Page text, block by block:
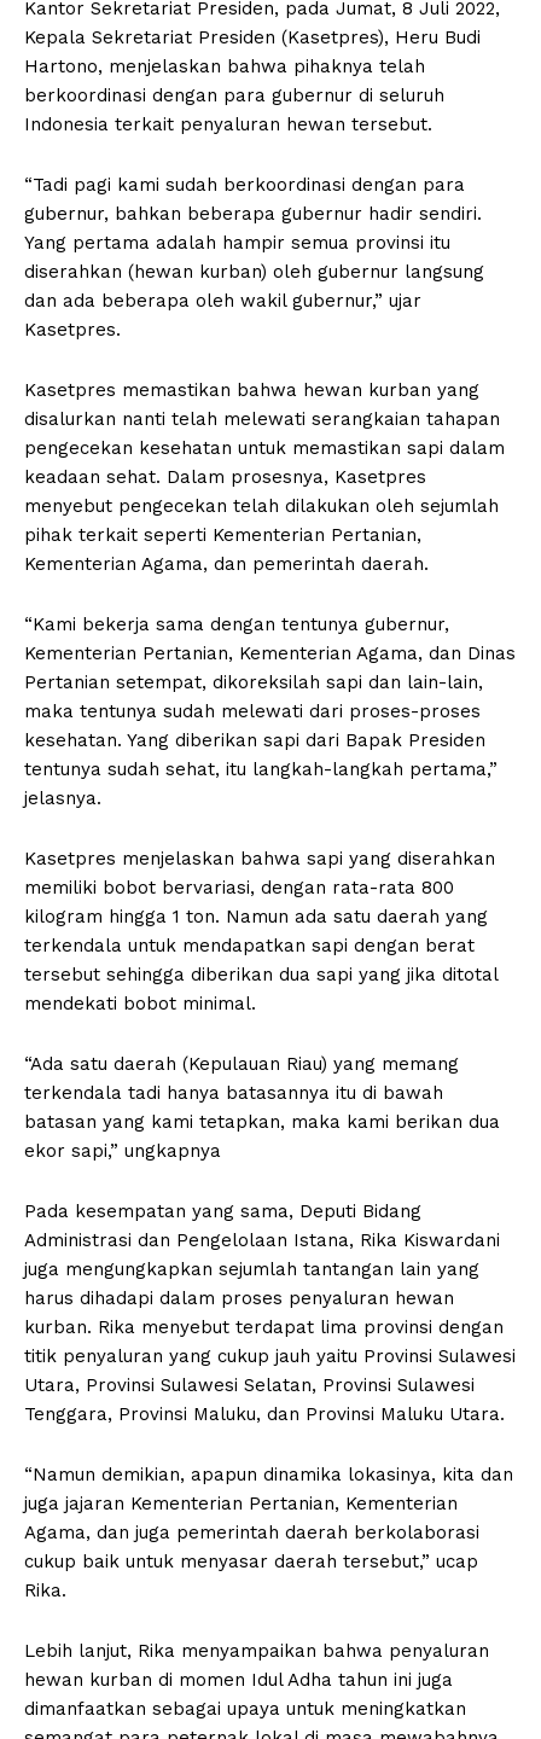
Kantor Sekretariat Presiden, pada Jumat, 8 Juli 2022,
Kepala Sekretariat Presiden (Kasetpres), Heru Budi
Hartono, menjelaskan bahwa pihaknya telah
berkoordinasi dengan para gubernur di seluruh
Indonesia terkait penyaluran hewan tersebut.
“Tadi pagi kami sudah berkoordinasi dengan para
gubernur, bahkan beberapa gubernur hadir sendiri.
Yang pertama adalah hampir semua provinsi itu
diserahkan (hewan kurban) oleh gubernur langsung
dan ada beberapa oleh wakil gubernur,” ujar
Kasetpres.
Kasetpres memastikan bahwa hewan kurban yang
disalurkan nanti telah melewati serangkaian tahapan
pengecekan kesehatan untuk memastikan sapi dalam
keadaan sehat. Dalam prosesnya, Kasetpres
menyebut pengecekan telah dilakukan oleh sejumlah
pihak terkait seperti Kementerian Pertanian,
Kementerian Agama, dan pemerintah daerah.
“Kami bekerja sama dengan tentunya gubernur,
Kementerian Pertanian, Kementerian Agama, dan Dinas
Pertanian setempat, dikoreksilah sapi dan lain-lain,
maka tentunya sudah melewati dari proses-proses
kesehatan. Yang diberikan sapi dari Bapak Presiden
tentunya sudah sehat, itu langkah-langkah pertama,”
jelasnya.
Kasetpres menjelaskan bahwa sapi yang diserahkan
memiliki bobot bervariasi, dengan rata-rata 800
kilogram hingga 1 ton. Namun ada satu daerah yang
terkendala untuk mendapatkan sapi dengan berat
tersebut sehingga diberikan dua sapi yang jika ditotal
mendekati bobot minimal.
“Ada satu daerah (Kepulauan Riau) yang memang
terkendala tadi hanya batasannya itu di bawah
batasan yang kami tetapkan, maka kami berikan dua
ekor sapi,” ungkapnya
Pada kesempatan yang sama, Deputi Bidang
Administrasi dan Pengelolaan Istana, Rika Kiswardani
juga mengungkapkan sejumlah tantangan lain yang
harus dihadapi dalam proses penyaluran hewan
kurban. Rika menyebut terdapat lima provinsi dengan
titik penyaluran yang cukup jauh yaitu Provinsi Sulawesi
Utara, Provinsi Sulawesi Selatan, Provinsi Sulawesi
Tenggara, Provinsi Maluku, dan Provinsi Maluku Utara.
“Namun demikian, apapun dinamika lokasinya, kita dan
juga jajaran Kementerian Pertanian, Kementerian
Agama, dan juga pemerintah daerah berkolaborasi
cukup baik untuk menyasar daerah tersebut,” ucap
Rika.
Lebih lanjut, Rika menyampaikan bahwa penyaluran
hewan kurban di momen Idul Adha tahun ini juga
dimanfaatkan sebagai upaya untuk meningkatkan